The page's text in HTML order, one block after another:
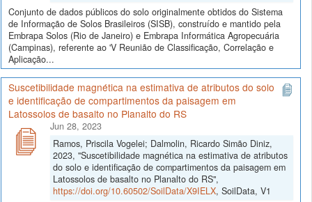
Conjunto de dados públicos do solo originalmente obtidos do Sistema
de Informação de Solos Brasileiros (SISB), construído e mantido pela
Embrapa Solos (Rio de Janeiro) e Embrapa Informática Agropecuária
(Campinas), referente ao 'V Reunião de Classificação, Correlação e
Aplicação...
Suscetibilidade magnética na estimativa de atributos do solo
e identificação de compartimentos da paisagem em
Latossolos de basalto no Planalto do RS
Jun 28, 2023
Ramos, Priscila Vogelei; Dalmolin, Ricardo Simão Diniz,
2023, "Suscetibilidade magnética na estimativa de atributos
do solo e identificação de compartimentos da paisagem em
Latossolos de basalto no Planalto do RS",
https://doi.org/10.60502/SoilData/X9IELX, SoilData, V1